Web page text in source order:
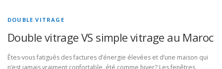
DOUBLE VITRAGE
Double vitrage VS simple vitrage au Maroc
Êtes-vous fatigués des factures d’énergie élevées et d’une maison qui
n’est jamais vraiment confortable, été comme hiver? Les fenêtres